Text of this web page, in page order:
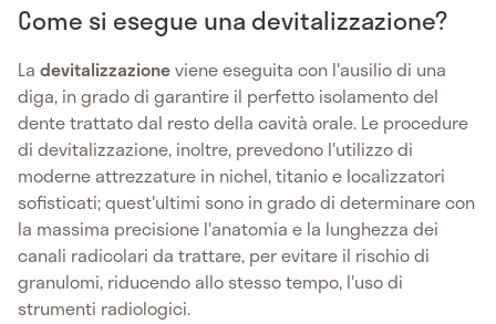
Come si esegue una devitalizzazione?
La devitalizzazioneviene eseguita con l'ausilio di una
diga, in grado di garantire il perfetto isolamento del
dente trattato dal resto della cavità orale. Le procedure
di devitalizzazione, inoltre, prevedono l'utilizzo di
moderne attrezzature in nichel, titanio e localizzatori
sofisticati; quest'ultimi sono in grado di determinare con
la massima precisione l'anatomia e la lunghezza dei
canali radicolari da trattare, per evitare il rischio di
granulomi, riducendo allo stesso tempo, l'uso di
strumenti radiologici.